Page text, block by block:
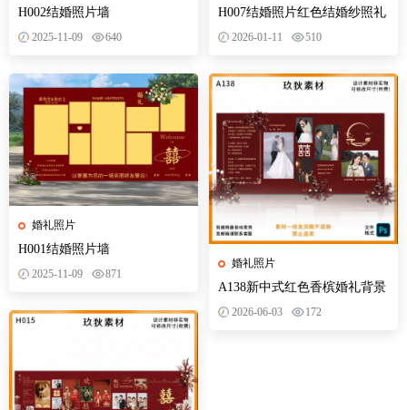
H002结婚照片墙
2025-11-09 640
婚礼照片
H001结婚照片墙
2025-11-09 871
H007结婚照片红色结婚纱照礼
照片墙迎宾合影区背景墙设计
2026-01-11 510
婚礼照片
A138新中式红色香槟婚礼背景
设计婚庆照片墙迎宾区效果喷
2026-06-03 172